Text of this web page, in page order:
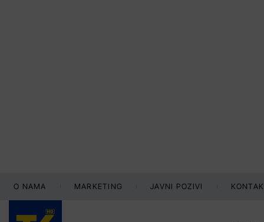
O NAMA MARKETING JAVNI POZIVI